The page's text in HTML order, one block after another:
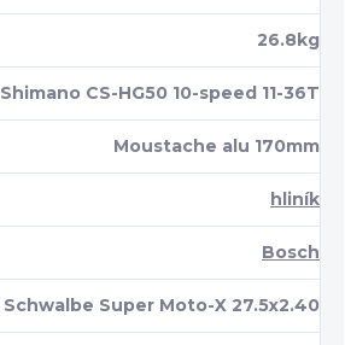
26.8kg
Shimano CS-HG50 10-speed 11-36T
Moustache alu 170mm
hliník
Bosch
Schwalbe Super Moto-X 27.5x2.40